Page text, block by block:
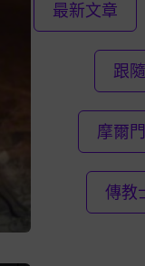
最新文章
跟
摩爾
傳教